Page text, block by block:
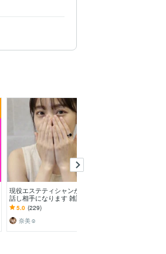
現役エステティシャンが優しくお
話し相手になります 雑談・悩
み・恋愛相談・秘密・愚痴？話し
て解放されてね°˖✧
5.0 (229)
奈美☺︎